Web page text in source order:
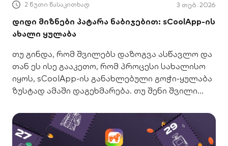
2 წუთი წასაკითხად 3 თებ. 2026
დიდი მიზნები პატარა ნაბიჯებით: sCoolApp-ის
ახალი ყულაბა
თუ გინდა, რომ შვილებს დაზოგვა ასწავლო და
თან ეს ისე გააკეთო, რომ პროცესი სახალისო
იყოს, sCoolApp-ის განახლებული გოჭი-ყულაბა
ზუსტად ამაში დაგეხმარება. თუ შენი შვილი
კონკრეტული მიზნები დაამატოს და რეალურ
დროში ადევნოს თვალი პროგრესს. ეს
ცვლილება ფულის შეგროვებას მექანიკური